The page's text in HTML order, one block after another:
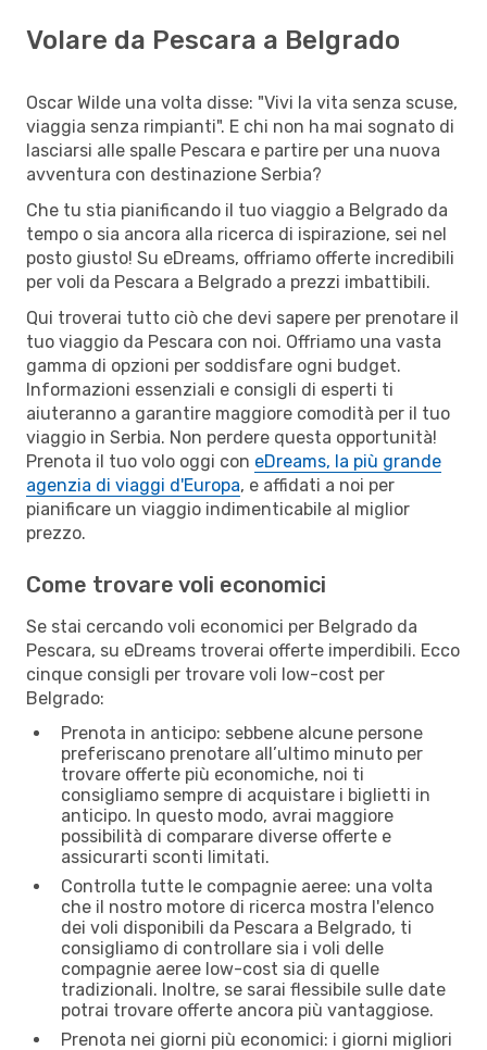
Volare da Pescara a Belgrado
Oscar Wilde una volta disse: "Vivi la vita senza scuse,
viaggia senza rimpianti". E chi non ha mai sognato di
lasciarsi alle spalle Pescara e partire per una nuova
avventura con destinazione Serbia?
Che tu stia pianificando il tuo viaggio a Belgrado da
tempo o sia ancora alla ricerca di ispirazione, sei nel
posto giusto! Su eDreams, offriamo offerte incredibili
per voli da Pescara a Belgrado a prezzi imbattibili.
Qui troverai tutto ciò che devi sapere per prenotare il
tuo viaggio da Pescara con noi. Offriamo una vasta
gamma di opzioni per soddisfare ogni budget.
Informazioni essenziali e consigli di esperti ti
aiuteranno a garantire maggiore comodità per il tuo
viaggio in Serbia. Non perdere questa opportunità!
Prenota il tuo volo oggi con eDreams, la più grande
agenzia di viaggi d'Europa, e affidati a noi per
pianificare un viaggio indimenticabile al miglior
prezzo.
Come trovare voli economici
Se stai cercando voli economici per Belgrado da
Pescara, su eDreams troverai offerte imperdibili. Ecco
cinque consigli per trovare voli low-cost per
Belgrado:
Prenota in anticipo: sebbene alcune persone
preferiscano prenotare all’ultimo minuto per
trovare offerte più economiche, noi ti
consigliamo sempre di acquistare i biglietti in
anticipo. In questo modo, avrai maggiore
possibilità di comparare diverse offerte e
assicurarti sconti limitati.
Controlla tutte le compagnie aeree: una volta
che il nostro motore di ricerca mostra l'elenco
dei voli disponibili da Pescara a Belgrado, ti
consigliamo di controllare sia i voli delle
compagnie aeree low-cost sia di quelle
tradizionali. Inoltre, se sarai flessibile sulle date
potrai trovare offerte ancora più vantaggiose.
Prenota nei giorni più economici: i giorni migliori